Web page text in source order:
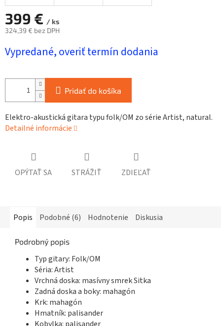
399 € / ks
324,39 € bez DPH
cena:
Vypredané, overiť termín dodania
Pridať do košíka
Elektro-akustická gitara typu folk/OM zo série Artist, natural.
Detailné informácie
OPÝTAŤ SA STRÁŽIŤ ZDIEĽAŤ
Popis Podobné (6) Hodnotenie Diskusia
Podrobný popis
Typ gitary: Folk/OM
Séria: Artist
Vrchná doska: masívny smrek Sitka
Zadná doska a boky: mahagón
Krk: mahagón
Hmatník: palisander